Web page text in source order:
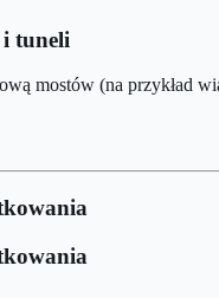
tuneli
mostów (na przykład